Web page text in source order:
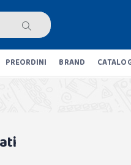
PREORDINI BRAND